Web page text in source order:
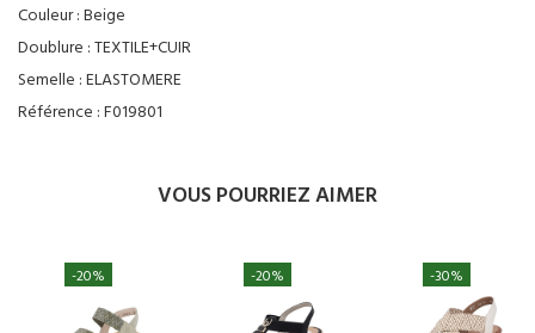
Couleur :Beige
Doublure :TEXTILE+CUIR
Semelle :ELASTOMERE
Référence :F019801
VOUS POURRIEZ AIMER
-20% -20% -30%